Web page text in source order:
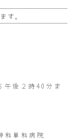
す。
後２時40分ま
単科病院